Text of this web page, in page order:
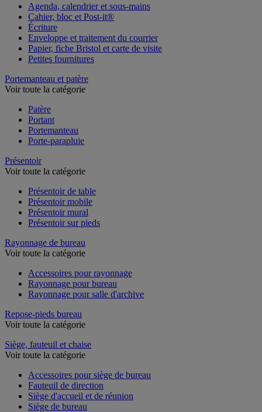
Agenda, calendrier et sous-mains
Cahier, bloc et Post-it®
Écriture
Enveloppe et traitement du courrier
Papier, fiche Bristol et carte de visite
Petites fournitures
Portemanteau et patère
Voir toute la catégorie
Patère
Portant
Portemanteau
Porte-parapluie
Présentoir
Voir toute la catégorie
Présentoir de table
Présentoir mobile
Présentoir mural
Présentoir sur pieds
Rayonnage de bureau
Voir toute la catégorie
Accessoires pour rayonnage
Rayonnage pour bureau
Rayonnage pour salle d'archive
Repose-pieds bureau
Voir toute la catégorie
Siège, fauteuil et chaise
Voir toute la catégorie
Accessoires pour siège de bureau
Fauteuil de direction
Siège d'accueil et de réunion
Siège de bureau